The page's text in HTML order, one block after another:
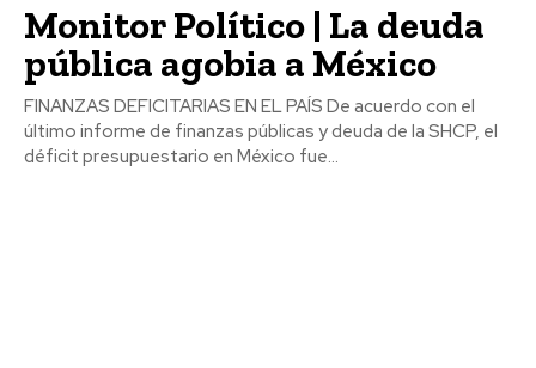
Monitor Político | La deuda
pública agobia a México
FINANZAS DEFICITARIAS EN EL PAÍS De acuerdo con el
último informe de finanzas públicas y deuda de la SHCP, el
déficit presupuestario en México fue...